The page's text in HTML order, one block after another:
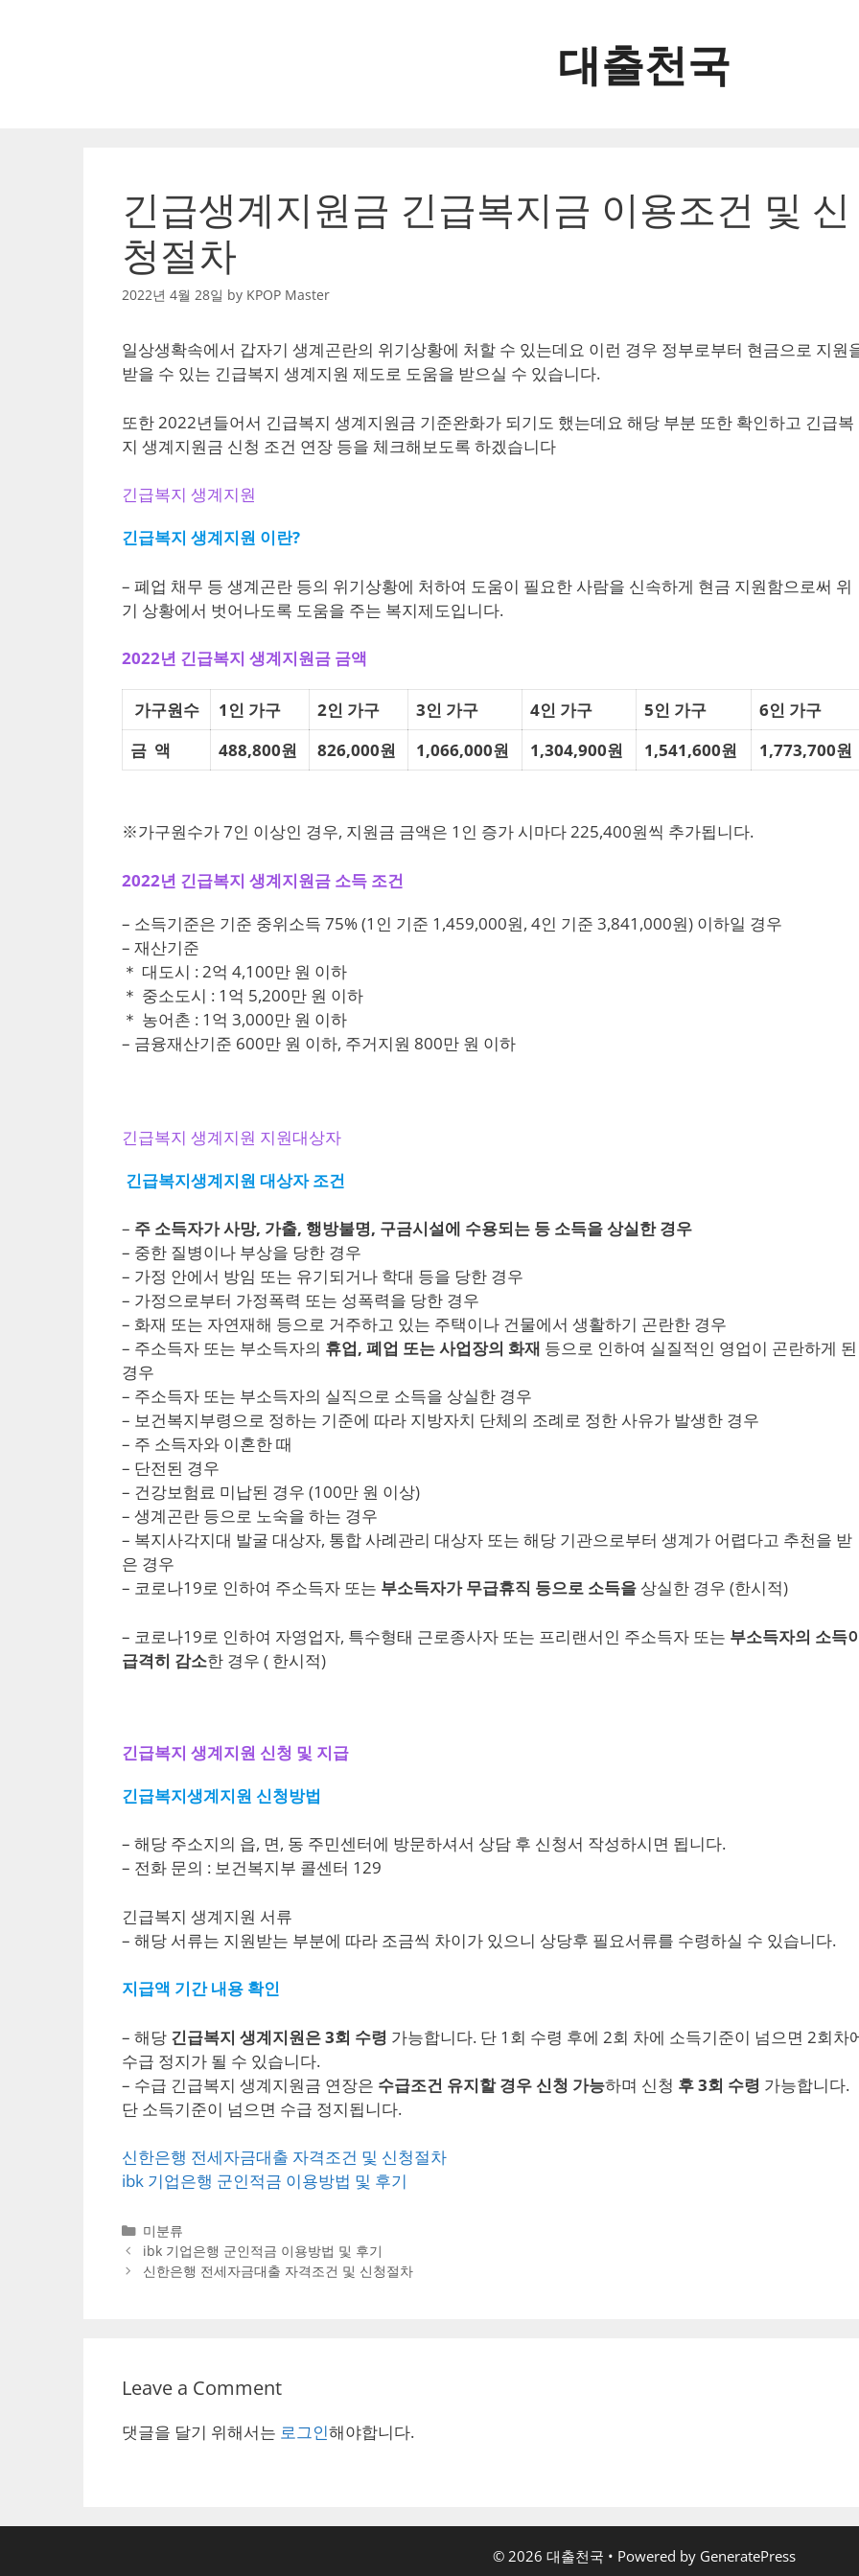
대출천국
긴급생계지원금 긴급복지금 이용조건 및 신
청절차
2022년 4월 28일 by KPOP Master
일상생확속에서 갑자기 생계곤란의 위기상황에 처할 수 있는데요 이런 경우 정부로부터 현금으로 지원
받을 수 있는 긴급복지 생계지원 제도로 도움을 받으실 수 있습니다.
또한 2022년들어서 긴급복지 생계지원금 기준완화가 되기도 했는데요 해당 부분 또한 확인하고 긴급복
지 생계지원금 신청 조건 연장 등을 체크해보도록 하겠습니다
긴급복지 생계지원
긴급복지 생계지원 이란?
– 폐업 채무 등 생계곤란 등의 위기상황에 처하여 도움이 필요한 사람을 신속하게 현금 지원함으로써 위
기 상황에서 벗어나도록 도움을 주는 복지제도입니다.
2022년 긴급복지 생계지원금 금액
가구원수 1인 가구 2인 가구 3인 가구 4인 가구 5인 가구
6인 가구
금 액
488,800원 826,000원 1,066,000원 1,304,900원 1,541,600원 1,773,700원
※가구원수가 7인 이상인 경우, 지원금 금액은 1인 증가 시마다 225,400원씩 추가됩니다.
2022년 긴급복지 생계지원금 소득 조건
– 소득기준은 기준 중위소득 75% (1인 기준 1,459,000원, 4인 기준 3,841,000원) 이하일 경우
– 재산기준
＊ 대도시 : 2억 4,100만 원 이하
＊ 중소도시 : 1억 5,200만 원 이하
＊ 농어촌 : 1억 3,000만 원 이하
– 금융재산기준 600만 원 이하, 주거지원 800만 원 이하
긴급복지 생계지원 지원대상자
긴급복지생계지원 대상자 조건
– 주 소득자가 사망, 가출, 행방불명, 구금시설에 수용되는 등 소득을 상실한 경우
– 중한 질병이나 부상을 당한 경우
– 가정 안에서 방임 또는 유기되거나 학대 등을 당한 경우
– 가정으로부터 가정폭력 또는 성폭력을 당한 경우
– 화재 또는 자연재해 등으로 거주하고 있는 주택이나 건물에서 생활하기 곤란한 경우
– 주소득자 또는 부소득자의 휴업, 폐업 또는 사업장의 화재 등으로 인하여 실질적인 영업이 곤란하게 된
경우
– 주소득자 또는 부소득자의 실직으로 소득을 상실한 경우
– 보건복지부령으로 정하는 기준에 따라 지방자치 단체의 조례로 정한 사유가 발생한 경우
– 주 소득자와 이혼한 때
– 단전된 경우
– 건강보험료 미납된 경우 (100만 원 이상)
– 생계곤란 등으로 노숙을 하는 경우
– 복지사각지대 발굴 대상자, 통합 사례관리 대상자 또는 해당 기관으로부터 생계가 어렵다고 추천을 받
은 경우
– 코로나19로 인하여 주소득자 또는 부소득자가 무급휴직 등으로 소득을 상실한 경우 (한시적)
– 코로나19로 인하여 자영업자, 특수형태 근로종사자 또는 프리랜서인 주소득자 또는 부소득자의 소득
급격히 감소한 경우 ( 한시적)
긴급복지 생계지원 신청 및 지급
긴급복지생계지원 신청방법
– 해당 주소지의 읍, 면, 동 주민센터에 방문하셔서 상담 후 신청서 작성하시면 됩니다.
– 전화 문의 : 보건복지부 콜센터 129
긴급복지 생계지원 서류
– 해당 서류는 지원받는 부분에 따라 조금씩 차이가 있으니 상당후 필요서류를 수령하실 수 있습니다.
지급액 기간 내용 확인
– 해당 긴급복지 생계지원은 3회 수령 가능합니다. 단 1회 수령 후에 2회 차에 소득기준이 넘으면 2회차
수급 정지가 될 수 있습니다.
– 수급 긴급복지 생계지원금 연장은 수급조건 유지할 경우 신청 가능하며 신청 후 3회 수령 가능합니다.
단 소득기준이 넘으면 수급 정지됩니다.
신한은행 전세자금대출 자격조건 및 신청절차
ibk 기업은행 군인적금 이용방법 및 후기
Categories
미분류
Post
navigation
ibk 기업은행 군인적금 이용방법 및 후기
신한은행 전세자금대출 자격조건 및 신청절차
Leave a Comment
댓글을 달기 위해서는 로그인해야합니다.
© 2026 대출천국 • Powered by GeneratePress